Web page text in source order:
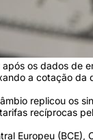
os dados de
a cotação da
replicou os
recíprocas
Europeu